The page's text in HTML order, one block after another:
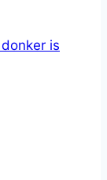
is